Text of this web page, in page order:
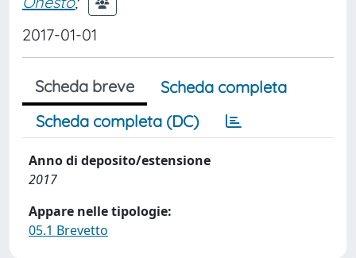
2017-01-01
Scheda breve
Scheda completa
Scheda completa (DC)
Anno di deposito/estensione
2017
Appare nelle tipologie:
05.1 Brevetto